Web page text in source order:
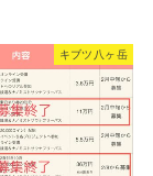
キブツ八ヶ岳